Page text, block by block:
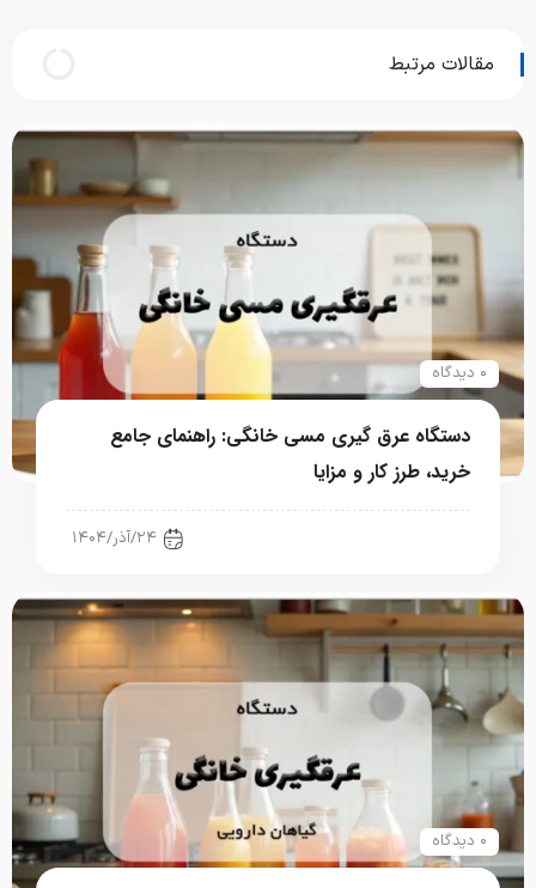
مقالات مرتبط
۰ دیدگاه
دستگاه عرق گیری مسی خانگی: راهنمای جامع
خرید، طرز کار و مزایا
۲۴/آذر/۱۴۰۴
۰ دیدگاه